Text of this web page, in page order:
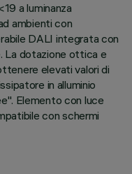
a luminanza
ambienti con
DALI integrata con
La dotazione ottica e
elevati valori di
in alluminio
Elemento con luce
con schermi